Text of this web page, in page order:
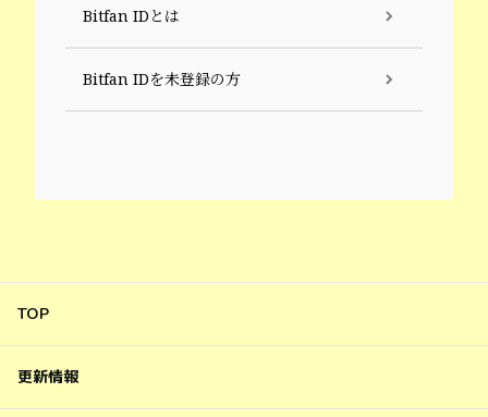
Bitfan IDとは
Bitfan IDを未登録の方
TOP
更新情報